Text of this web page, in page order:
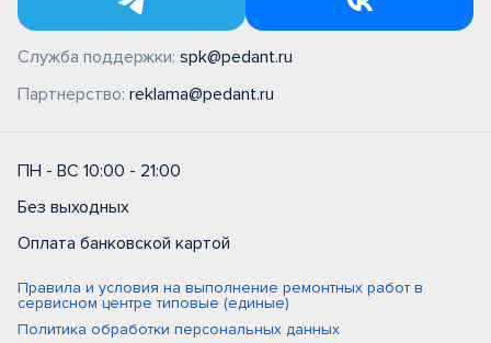
Служба поддержки: spk@pedant.ru
Партнерство: reklama@pedant.ru
ПН - ВС 10:00 - 21:00
Без выходных
Оплата банковской картой
Правила и условия на выполнение ремонтных работ в
сервисном центре типовые (единые)
Политика обработки персональных данных